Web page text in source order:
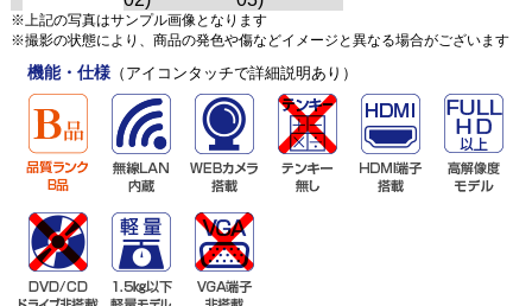
※上記の写真はサンプル画像となります
※撮影の状態により、商品の発色や傷などイメージと異なる場合がございます
機能・仕様（アイコンタッチで詳細説明あり）